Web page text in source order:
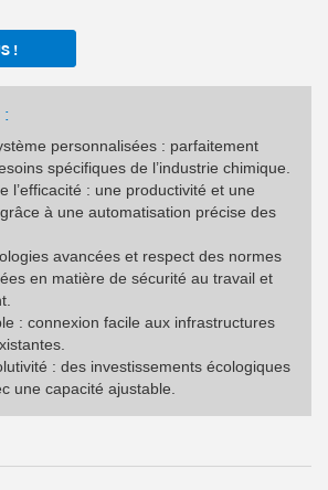
!
:
personnalisées : parfaitement
spécifiques de l’industrie chimique.
l’efficacité : une productivité et une
à une automatisation précise des
avancées et respect des normes
en matière de sécurité au travail et
: connexion facile aux infrastructures
: des investissements écologiques
une capacité ajustable.